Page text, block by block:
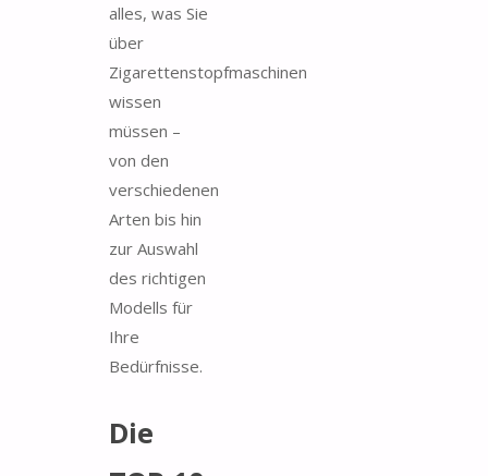
alles, was Sie
über
Zigarettenstopfmaschinen
wissen
müssen –
von den
verschiedenen
Arten bis hin
zur Auswahl
des richtigen
Modells für
Ihre
Bedürfnisse.
Die